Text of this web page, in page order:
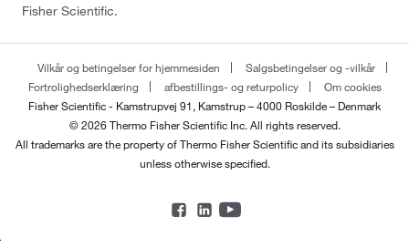
Fisher Scientific.
Vilkår og betingelser for hjemmesiden
Salgsbetingelser og -vilkår
Fortrolighedserklæring
afbestillings- og returpolicy
Om cookies
Fisher Scientific - Kamstrupvej 91, Kamstrup – 4000 Roskilde – Denmark
© 2026 Thermo Fisher Scientific Inc. All rights reserved.
All trademarks are the property of Thermo Fisher Scientific and its subsidiaries
unless otherwise specified.